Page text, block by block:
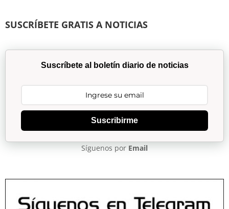
SUSCRÍBETE GRATIS A NOTICIAS
Suscríbete al boletín diario de noticias
Suscribirme
Síguenos por Email